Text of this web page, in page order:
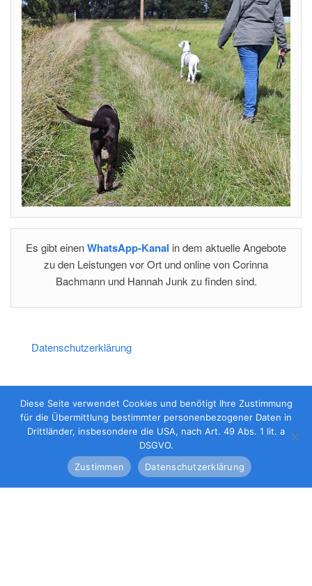
Es gibt einenWhatsApp-Kanal in dem aktuelle Angebote
zu den Leistungen vor Ort und online von Corinna
Bachmann und Hannah Junk zu finden sind.
Datenschutzerklärung
Impressum
Diese Seite verwendet Cookies und benötigt Ihre Zustimmung
für die Übermittlung bestimmter personenbezogener Daten in
Drittländer, insbesondere die USA, nach Art. 49 Abs. 1 lit. a
DSGVO.
Zustimmen
Datenschutzerklärung